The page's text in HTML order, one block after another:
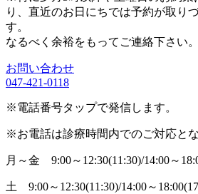
り、直近のお日にちでは予約が取り
す。
なるべく余裕をもってご連絡下さい。
お問い合わせ
047-421-0118
※電話番号タップで発信します。
※お電話は診療時間内でのご対応とな
月～金 9:00～12:30(11:30)/14:00～
土
9:00～12:30(11:30)/14:00～